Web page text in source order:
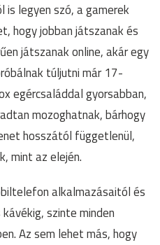
legyen szó, a gamerek
hogy jobban játszanak és
játszanak online, akár egy
túljutni már 17-
egércsaláddal gyorsabban,
mozoghatnak, bárhogy
hosszától függetlenül,
mint az elején.
alkalmazásaitól és
szinte minden
Az sem lehet más, hogy